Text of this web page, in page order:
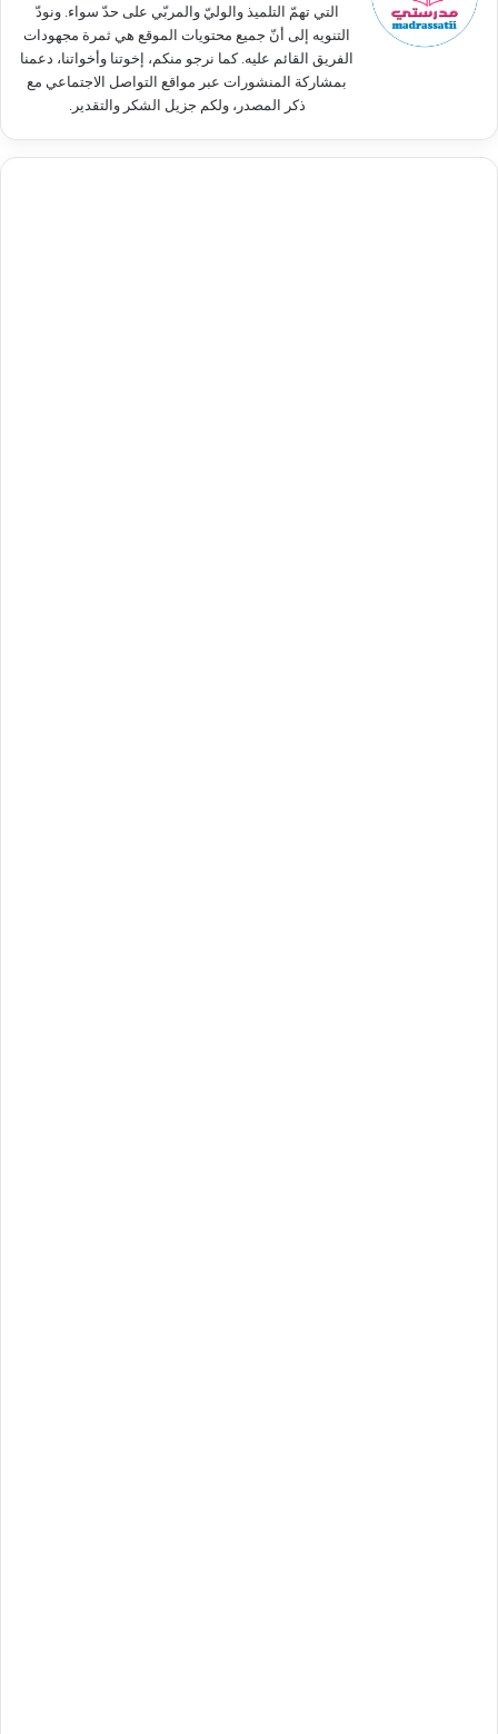
التي تهمّ التلميذ والوليّ والمربّي على حدّ سواء. ونودّ
التنويه إلى أنّ جميع محتويات الموقع هي ثمرة مجهودات
الفريق القائم عليه. كما نرجو منكم، إخوتنا وأخواتنا، دعمنا
بمشاركة المنشورات عبر مواقع التواصل الاجتماعي مع
ذكر المصدر، ولكم جزيل الشكر والتقدير.